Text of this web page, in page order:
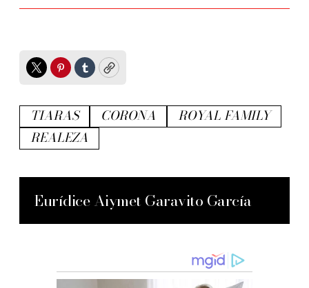
TwitterPinterest
TumblrCopy
TIARAS CORONA
ROYAL FAMILY
REALEZA
Eurídice Aiymet Garavito García